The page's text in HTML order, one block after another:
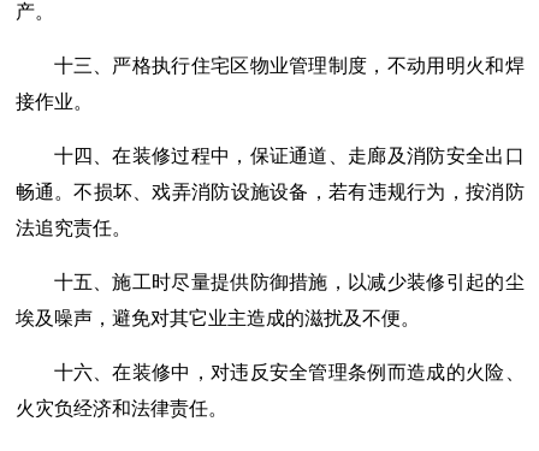
产。
十三、严格执行住宅区物业管理制度，不动用明火和焊
接作业。
十四、在装修过程中，保证通道、走廊及消防安全出口
畅通。不损坏、戏弄消防设施设备，若有违规行为，按消防
法追究责任。
十五、施工时尽量提供防御措施，以减少装修引起的尘
埃及噪声，避免对其它业主造成的滋扰及不便。
十六、在装修中，对违反安全管理条例而造成的火险、
火灾负经济和法律责任。